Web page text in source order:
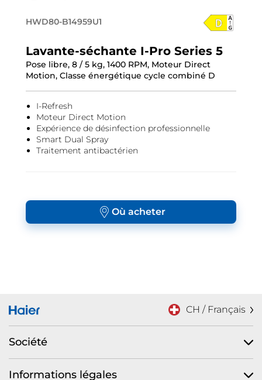
HWD80-B14959U1
Lavante-séchante I-Pro Series 5
Pose libre, 8 / 5 kg, 1400 RPM, Moteur Direct
Motion, Classe énergétique cycle combiné D
I-Refresh
Moteur Direct Motion
Expérience de désinfection professionnelle
Smart Dual Spray
Traitement antibactérien
Où acheter
CH / Français
Société
Informations légales